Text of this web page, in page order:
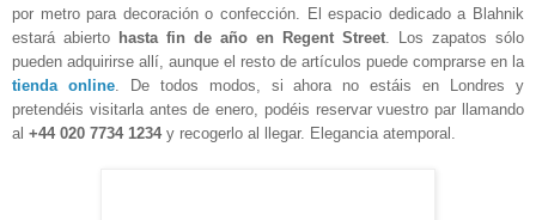
por metro para decoración o confección. El espacio dedicado a Blahnik
estará abierto hasta fin de año en Regent Street . Los zapatos sólo
pueden adquirirse allí, aunque el resto de artículos puede comprarse en la
tienda online. De todos modos, si ahora no estáis en Londres y
pretendéis visitarla antes de enero, podéis reservar vuestro par llamando
al +44 020 7734 1234y recogerlo al llegar. Elegancia atemporal.